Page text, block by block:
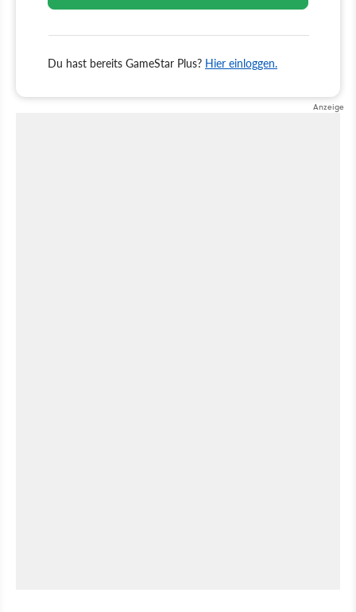
Du hast bereits GameStar Plus? Hier einloggen.